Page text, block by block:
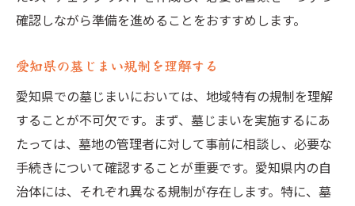
法
地域の宗教的慣習を尊重した墓じまいの進め方
地域の宗教的指導者への相談方法
伝統を守るための具体的な手順
地域行事との調整の重要性
家族内での宗教的合意の形成
確認しながら準備を進めることをおすすめします。
愛知県の墓じまい規制を理解する
愛知県での墓じまいにおいては、地域特有の規制を理解
することが不可欠です。まず、墓じまいを実施するにあ
たっては、墓地の管理者に対して事前に相談し、必要な
手続きについて確認することが重要です。愛知県内の自
治体には、それぞれ異なる規制が存在します。特に、墓